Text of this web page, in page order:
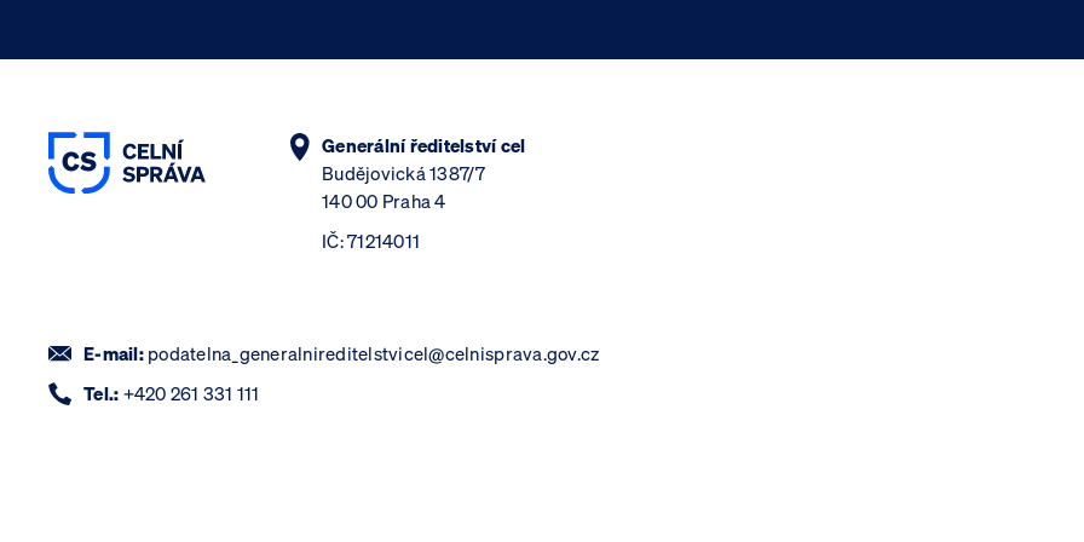
Generální ředitelství cel
Budějovická 1387/7
140 00 Praha 4
IČ: 71214011
E-mail: podatelna_generalnireditelstvicel@celnisprava.gov.cz
Tel.: +420 261 331 111